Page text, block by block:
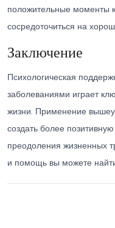
положительные моменты
сосредоточиться на
Заключение
Психологическая
заболеваниями играет
жизни. Применение
создать более
преодоления жизненных
и помощь вы можете